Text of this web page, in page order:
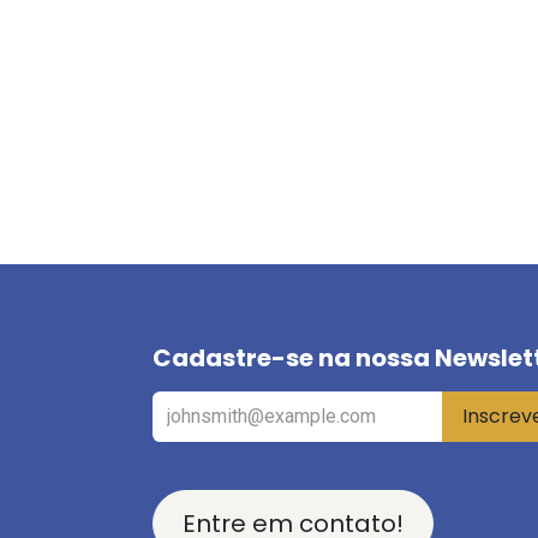
Cadastre-se na nossa
Entre em contato!